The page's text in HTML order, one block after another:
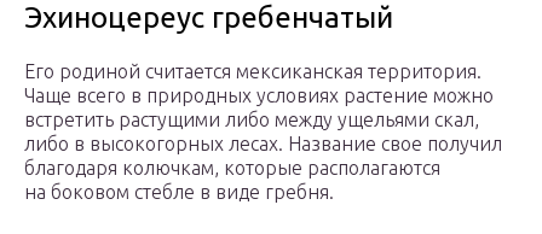
Эхиноцереус гребенчатый
Его родиной считается мексиканская территория.
Чаще всего в природных условиях растение можно
встретить растущими либо между ущельями скал,
либо в высокогорных лесах. Название свое получил
благодаря колючкам, которые располагаются
на боковом стебле в виде гребня.